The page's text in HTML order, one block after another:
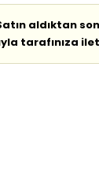
aldıktan
tarafınıza